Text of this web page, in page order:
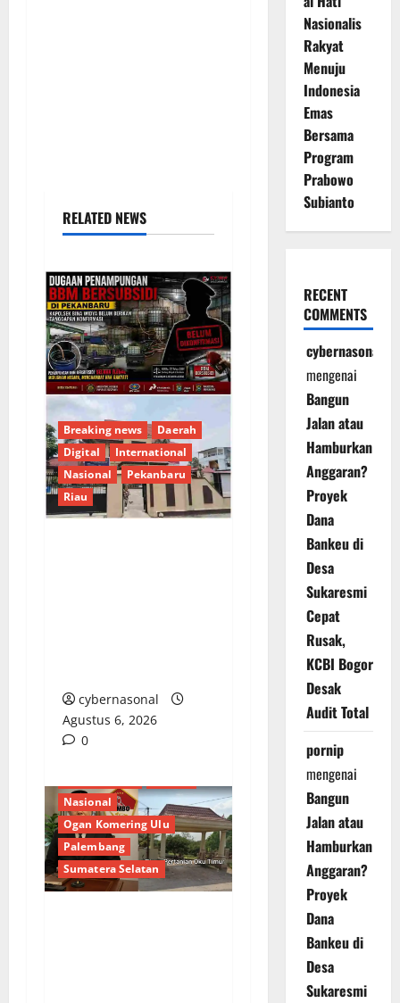
RELATED NEWS
Breaking news
Daerah
Digital
International
Nasional
Pekanbaru
Riau
cybernasonal
Agustus 6, 2026
0
Nasional
Ogan Komering Ulu
Palembang
Sumatera Selatan
Nasionalis
Rakyat
Menuju
Indonesia
Emas
Bersama
Program
Prabowo
Subianto
RECENT
COMMENTS
cybernasonal
mengenai
Bangun
Jalan atau
Hamburkan
Anggaran?
Proyek
Dana
Bankeu di
Desa
Sukaresmi
Cepat
Rusak,
KCBI Bogor
Desak
Audit Total
pornip
mengenai
Bangun
Jalan atau
Hamburkan
Anggaran?
Proyek
Dana
Bankeu di
Desa
Sukaresmi